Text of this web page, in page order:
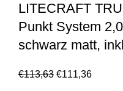
LITECRAFT
Punkt System
schwarz matt,
€113,63 €111,36